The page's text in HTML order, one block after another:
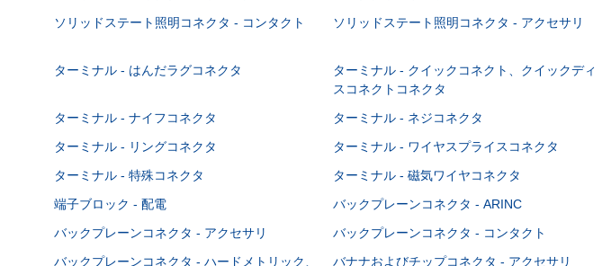
ソリッドステート照明コネクタ - コンタクト
ソリッドステート照明コネクタ - アクセサリ
ターミナル - はんだラグコネクタ
ターミナル - クイックコネクト、クイックディ
スコネクトコネクタ
ターミナル - ナイフコネクタ ターミナル - ネジコネクタ
ターミナル - リングコネクタ
ターミナル - ワイヤスプライスコネクタ
ターミナル - 特殊コネクタ
ターミナル - 磁気ワイヤコネクタ
端子ブロック - 配電
バックプレーンコネクタ - ARINC
バックプレーンコネクタ - アクセサリ
バックプレーンコネクタ - コンタクト
バックプレーンコネクタ - ハードメトリック、
バナナおよびチップコネクタ - アクセサリ